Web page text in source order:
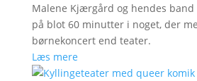
Malene Kjærgård og hendes band
på blot 60 minutter i noget, der
børnekoncert end teater.
Læs mere